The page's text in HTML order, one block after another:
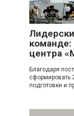
Новости
команде:
центра
Благодаря
сформировать
подготовки и